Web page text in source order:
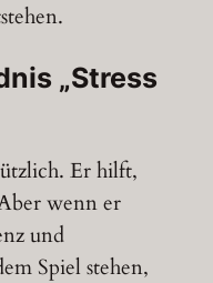
„Stress
Er hilft,
wenn er
und
Spiel stehen,